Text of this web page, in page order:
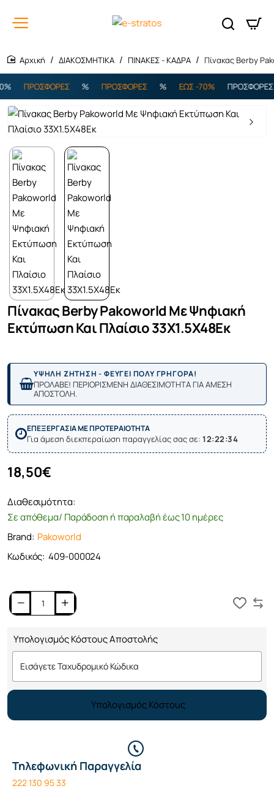
ΔΙΑΚΟΣΜΗΤΙΚΑ ΠΙΝΑΚΕΣ - ΚΑΔΡΑ Πίνακας Berby
ΠΡΟΣΦΟΡΕΣ ΠΡΟΣΦΟΡΕΣ ΕΩΣ -70% ΠΡΟΣΦΟΡΕΣ
Πίνακας Berby Pakoworld Με Ψηφιακή
Εκτύπωση Και Πλαίσιο 33X1.5X48Εκ
ΥΨΗΛΗ ΖΗΤΗΣΗ - ΦΕΥΓΕΙ ΠΟΛΥ ΓΡΗΓΟΡΑ!
ΠΡΟΛΑΒΕ! ΠΕΡΙΟΡΙΣΜΕΝΗ ΔΙΑΘΕΣΙΜΟΤΗΤΑ ΓΙΑ ΑΜΕΣΗ
ΑΠΟΣΤΟΛΗ.
ΕΠΕΞΕΡΓΑΣΙΑ ΜΕ ΠΡΟΤΕΡΑΙΟΤΗΤΑ
Για άμεση διεκπεραίωση παραγγελίας σας σε: 12:22:34
Διαθεσιμότητα:
Σε απόθεμα/ Παράδοση ή παραλαβή έως 10 ημέρες
Brand: Pakoworld
Κωδικός: 409-000024
18,50€
Υπολογισμός Κόστους Αποστολής
Υπολογισμός Κόστους
Τηλεφωνική Παραγγελία
222 130 95 33